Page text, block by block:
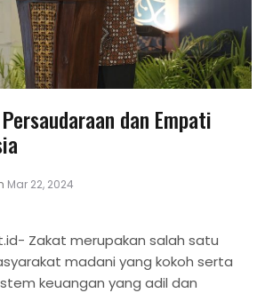
dan Empati
Mar 22, 2024
Zakat merupakan salah satu
madani yang kokoh serta
keuangan yang adil dan